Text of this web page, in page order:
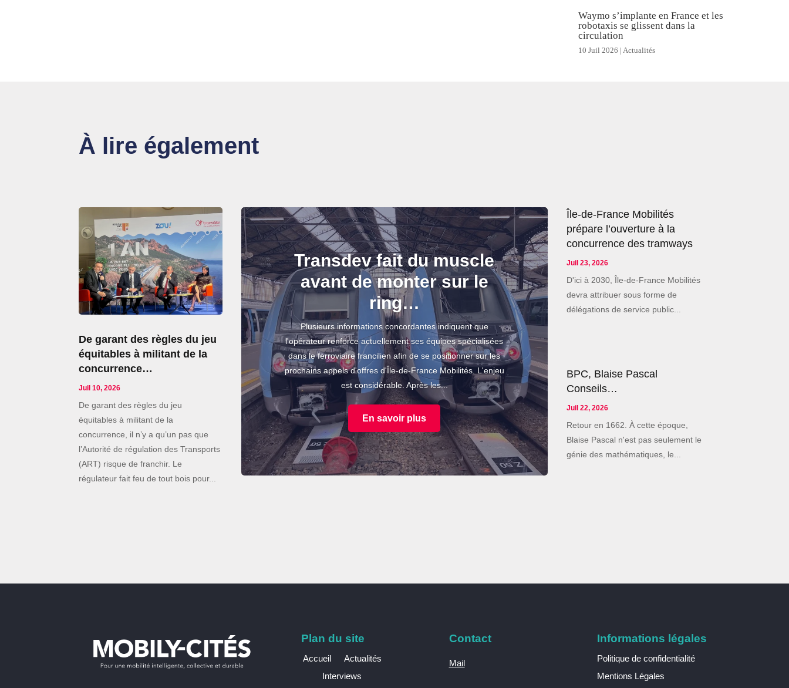
Waymo s’implante en France et les
robotaxis se glissent dans la
circulation
10 Juil 2026 | Actualités
À lire également
De garant des règles du jeu
équitables à militant de la
concurrence…
Juil 10, 2026
De garant des règles du jeu
équitables à militant de la
concurrence, il n’y a qu’un pas que
l’Autorité de régulation des Transports
(ART) risque de franchir. Le
régulateur fait feu de tout bois pour...
Transdev fait du muscle
avant de monter sur le
ring…
Plusieurs informations concordantes indiquent que
l'opérateur renforce actuellement ses équipes spécialisées
dans le ferroviaire francilien afin de se positionner sur les
prochains appels d'offres d'Île-de-France Mobilités. L'enjeu
est considérable. Après les...
En savoir plus
Île-de-France Mobilités
prépare l’ouverture à la
concurrence des tramways
Juil 23, 2026
D'ici à 2030, Île-de-France Mobilités
devra attribuer sous forme de
délégations de service public...
BPC, Blaise Pascal
Conseils…
Juil 22, 2026
Retour en 1662. À cette époque,
Blaise Pascal n'est pas seulement le
génie des mathématiques, le...
Plan du site
Accueil
Actualités
Interviews
Contact
Mail
Informations légales
Politique de confidentialité
Mentions Légales